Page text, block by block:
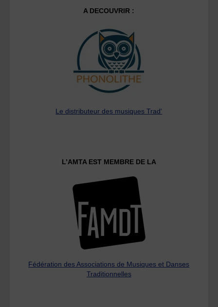
A DECOUVRIR :
Le distributeur des musiques Trad'
L’AMTA EST MEMBRE DE LA
Fédération des Associations de Musiques et Danses
Traditionnelles